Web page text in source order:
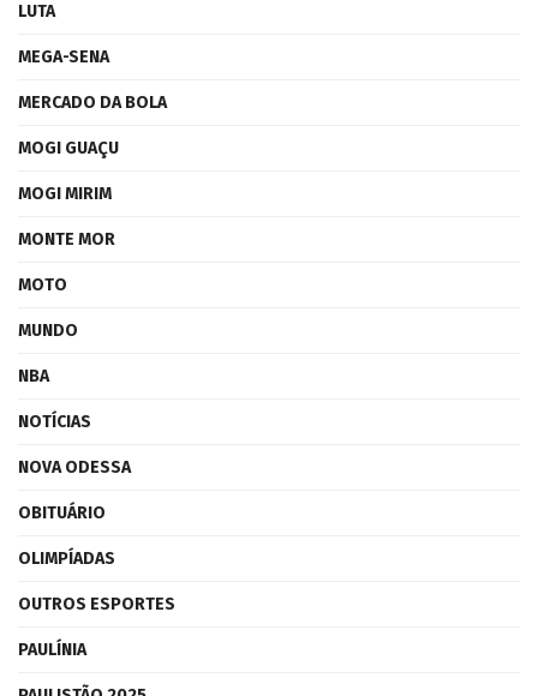
LUTA
MEGA-SENA
MERCADO DA BOLA
MOGI GUAÇU
MOGI MIRIM
MONTE MOR
MOTO
MUNDO
NBA
NOTÍCIAS
NOVA ODESSA
OBITUÁRIO
OLIMPÍADAS
OUTROS ESPORTES
PAULÍNIA